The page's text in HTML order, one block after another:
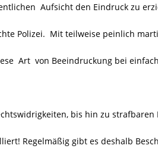
Aufsicht den Eindruck zu
Polizei. Mit teilweise peinlich
Art von Beeindruckung bei
bis hin zu strafbaren
Regelmäßig gibt es deshalb